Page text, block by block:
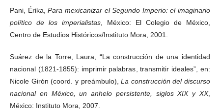
Pani, Érika,Para mexicanizar el Segundo Imperio: el imaginario
político de los imperialistas , México: El Colegio de México,
Centro de Estudios Históricos/Instituto Mora, 2001.
Suárez de la Torre, Laura, “La construcción de una identidad
nacional (1821-1855): imprimir palabras, transmitir ideales”, en:
Nicole Girón (coord. y preámbulo),La construcción del discurso
nacional en México, un anhelo persistente, siglos XIX y XX,
México: Instituto Mora, 2007.